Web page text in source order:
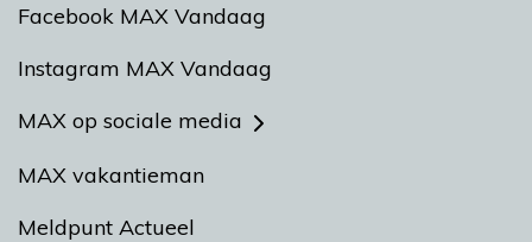
Facebook MAX Vandaag
Instagram MAX Vandaag
MAX op sociale media
MAX vakantieman
Meldpunt Actueel